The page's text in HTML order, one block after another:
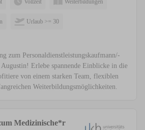
Vollzeit Weiterbildungen
Urlaub >= 30
zum Personaldienstleistungskaufmann/-
Erlebe spannende Einblicke in die
von einem starken Team, flexiblen
Weiterbildungsmöglichkeiten.
Medizinische*r